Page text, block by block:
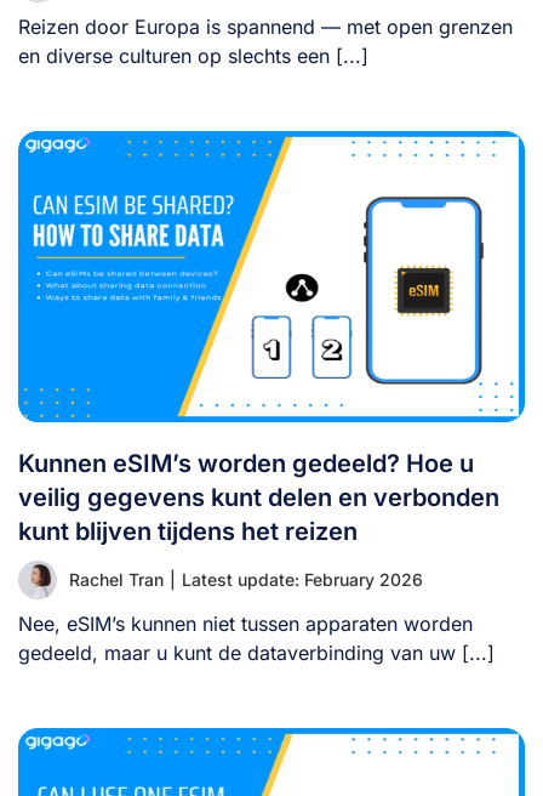
Reizen door Europa is spannend — met open grenzen
en diverse culturen op slechts een [...]
Kunnen eSIM’s worden gedeeld? Hoe u
veilig gegevens kunt delen en verbonden
kunt blijven tijdens het reizen
Rachel Tran Latest update: February 2026
Nee, eSIM’s kunnen niet tussen apparaten worden
gedeeld, maar u kunt de dataverbinding van uw [...]